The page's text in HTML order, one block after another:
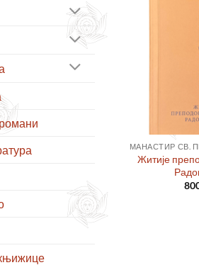
МАНАСТИР СВ.
Житије